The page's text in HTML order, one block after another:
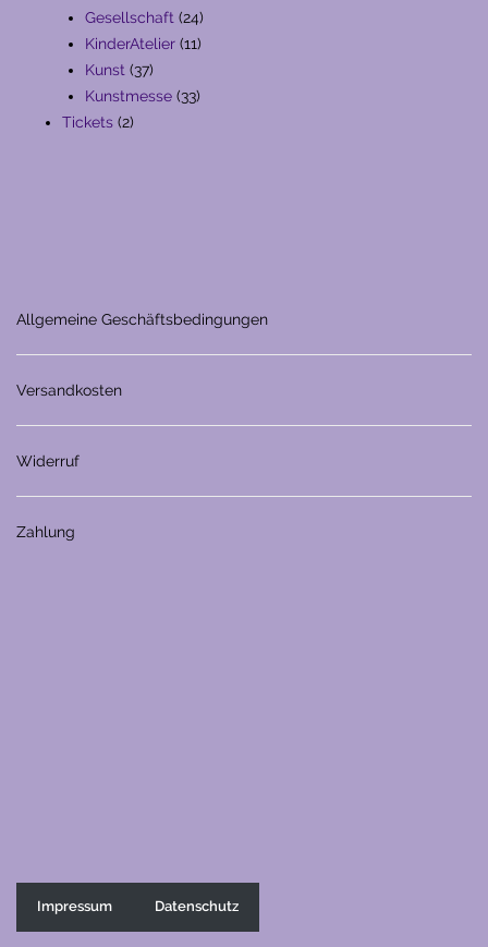
Produkte
Gesellschaft 2424
Produkte
KinderAtelier 1111
Kunst 3737
Produkte
Kunstmesse 3333
Tickets 22
Allgemeine Geschäftsbedingungen
Versandkosten
Widerruf
Zahlung
Impressum Datenschutz